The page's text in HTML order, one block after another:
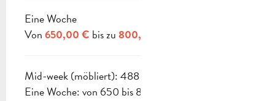
Eine Woche
Von 650,00 € bis zu 800,00 €
Mid-week (möbliert): 488 €
Eine Woche: von 650 bis 800 €.